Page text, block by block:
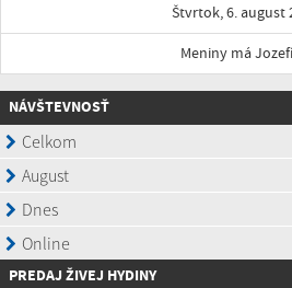
Štvrtok, 6. august
Meniny má
NÁVŠTEVNOSŤ
PREDAJ ŽIVEJ HYDINY